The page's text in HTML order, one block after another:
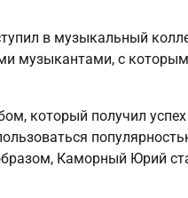
в музыкальный
музыкантами, с
который получил
Каморный Юрий